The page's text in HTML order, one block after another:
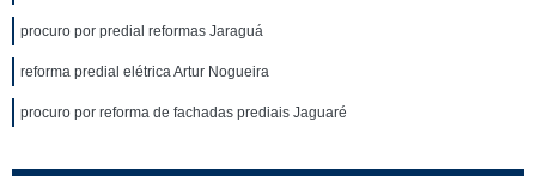
procuro por predial reformas Jaraguá
reforma predial elétrica Artur Nogueira
procuro por reforma de fachadas prediais Jaguaré